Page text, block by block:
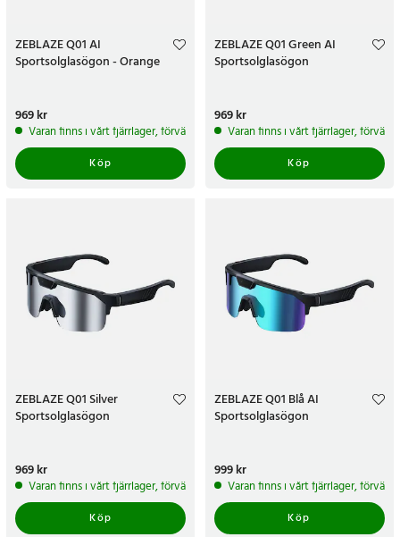
ZEBLAZE Q01 AI
Sportsolglasögon - Orange
Pris:969 kr
969 kr
Varan finns i vårt fjärrlager, förväntas skickas inom 5-7 arbetsdagar
Köp
ZEBLAZE Q01 Green AI
Sportsolglasögon
Pris:969 kr
969 kr
Varan finns i vårt fjärrlager,
Köp
ZEBLAZE Q01 Silver
Sportsolglasögon
Pris:969 kr
969 kr
Varan finns i vårt fjärrlager, förväntas skickas inom 5-7 arbetsdagar
Köp
ZEBLAZE Q01 Blå AI
Sportsolglasögon
Pris:999 kr
999 kr
Varan finns i vårt fjärrlager,
Köp